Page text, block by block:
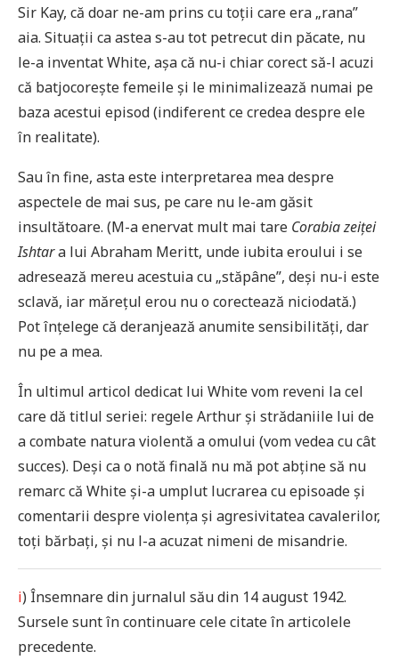
Sir Kay, că doar ne-am prins cu toții care era „rana”
aia. Situații ca astea s-au tot petrecut din păcate, nu
le-a inventat White, așa că nu-i chiar corect să-l acuzi
că batjocorește femeile și le minimalizează numai pe
baza acestui episod (indiferent ce credea despre ele
în realitate).
Sau în fine, asta este interpretarea mea despre
aspectele de mai sus, pe care nu le-am găsit
insultătoare. (M-a enervat mult mai tare Corabia zeiței
Ishtara lui Abraham Meritt, unde iubita eroului i se
adresează mereu acestuia cu „stăpâne”, deși nu-i este
sclavă, iar mărețul erou nu o corectează niciodată.)
Pot înțelege că deranjează anumite sensibilități, dar
nu pe a mea.
În ultimul articol dedicat lui White vom reveni la cel
care dă titlul seriei: regele Arthur și strădaniile lui de
a combate natura violentă a omului (vom vedea cu cât
succes). Deși ca o notă finală nu mă pot abține să nu
remarc că White și-a umplut lucrarea cu episoade și
comentarii despre violența și agresivitatea cavalerilor,
toți bărbați, și nu l-a acuzat nimeni de misandrie.
i) Însemnare din jurnalul său din 14 august 1942.
Sursele sunt în continuare cele citate în articolele
precedente.